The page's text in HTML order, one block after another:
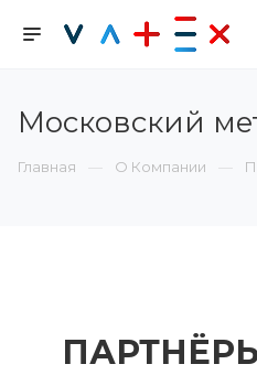
Московский
Главная О Компании